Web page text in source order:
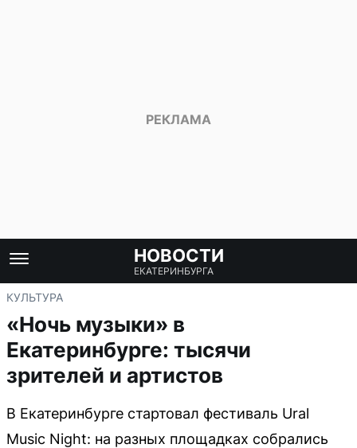
НОВОСТИ
ЕКАТЕРИНБУРГА
КУЛЬТУРА
«Ночь музыки» в
Екатеринбурге: тысячи
зрителей и артистов
В Екатеринбурге стартовал фестиваль Ural
Music Night: на разных площадках собрались